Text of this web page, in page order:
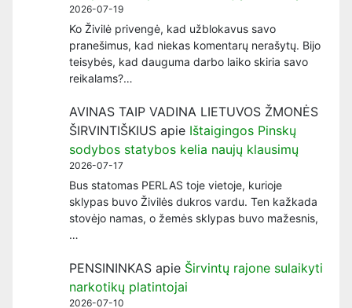
2026-07-19
Ko Živilė privengė, kad užblokavus savo
pranešimus, kad niekas komentarų nerašytų. Bijo
teisybės, kad dauguma darbo laiko skiria savo
reikalams?…
AVINAS TAIP VADINA LIETUVOS ŽMONĖS
ŠIRVINTIŠKIUS apie Ištaigingos Pinskų
sodybos statybos kelia naujų klausimų
2026-07-17
Bus statomas PERLAS toje vietoje, kurioje
sklypas buvo Živilės dukros vardu. Ten kažkada
stovėjo namas, o žemės sklypas buvo mažesnis,
…
PENSININKAS apie Širvintų rajone sulaikyti
narkotikų platintojai
2026-07-10